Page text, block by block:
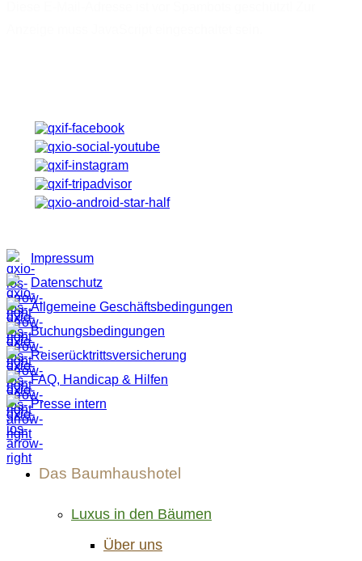
Impressum
Datenschutz
Allgemeine Geschäftsbedingungen
Buchungsbedingungen
Reiserücktrittsversicherung
FAQ, Handicap & Hilfen
Presse intern
Das Baumhaushotel
Luxus in den Bäumen
Über uns